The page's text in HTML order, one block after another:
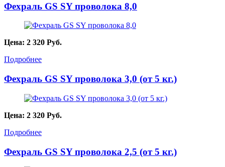
Фехраль GS SY проволока 8,0
Цена: 2 320 Руб.
Подробнее
Фехраль GS SY проволока 3,0 (от 5 кг.)
Цена: 2 320 Руб.
Подробнее
Фехраль GS SY проволока 2,5 (от 5 кг.)